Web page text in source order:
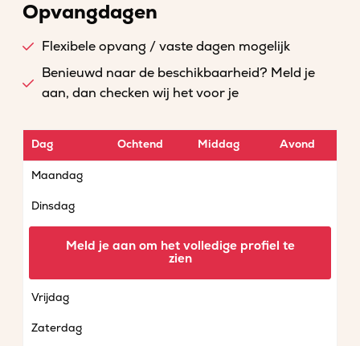
Opvangdagen
Flexibele opvang / vaste dagen mogelijk
Benieuwd naar de beschikbaarheid? Meld je
aan, dan checken wij het voor je
Dag Ochtend Middag Avond
Maandag
Dinsdag
Vrijdag
Zaterdag
Meld je aan om het volledige profiel te
zien